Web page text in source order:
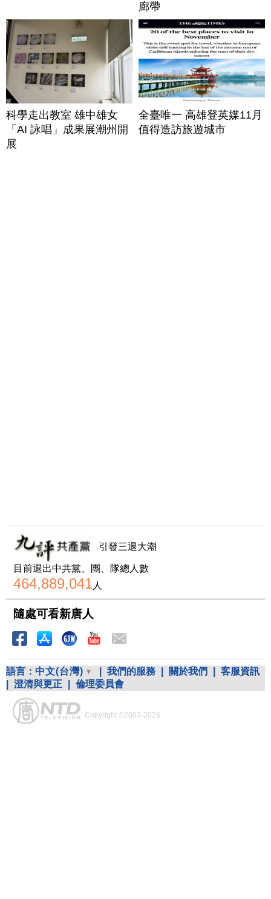
廊帶
科學走出教室 雄中雄女
「AI 詠唱」成果展潮州開
展
全臺唯一 高雄登英媒11月
值得造訪旅遊城市
引發三退大潮
目前退出中共黨、團、隊總人數
464,889,041人
隨處可看新唐人
語言： 中文(台灣) 我們的服務 關於我們
客服資訊
澄清與更正 倫理委員會
Copyright ©2002-2026